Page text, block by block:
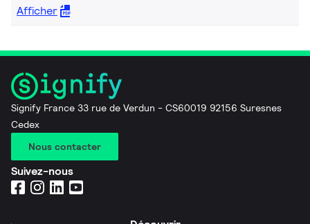
Afficher
Signify France 33 rue de Verdun - CS60019 92156 Suresnes
Cedex
Nous contacter
Suivez-nous